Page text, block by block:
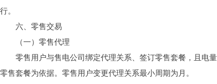
行。
六、零售交易
（一）零售代理
零售用户与售电公司绑定代理关系、签订零售套餐，且电量
零售套餐为依据。零售用户变更代理关系最小周期为月。